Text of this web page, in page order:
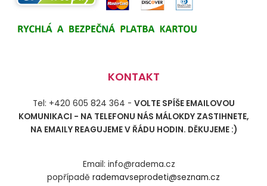
KONTAKT
Tel: +420 605 824 364 - VOLTE SPÍŠE EMAILOVOU
KOMUNIKACI - NA TELEFONU NÁS MÁLOKDY ZASTIHNETE,
NA EMAILY REAGUJEME V ŘÁDU HODIN. DĚKUJEME :)
Email: info@radema.cz
popřípadě rademavseprodeti@seznam.cz